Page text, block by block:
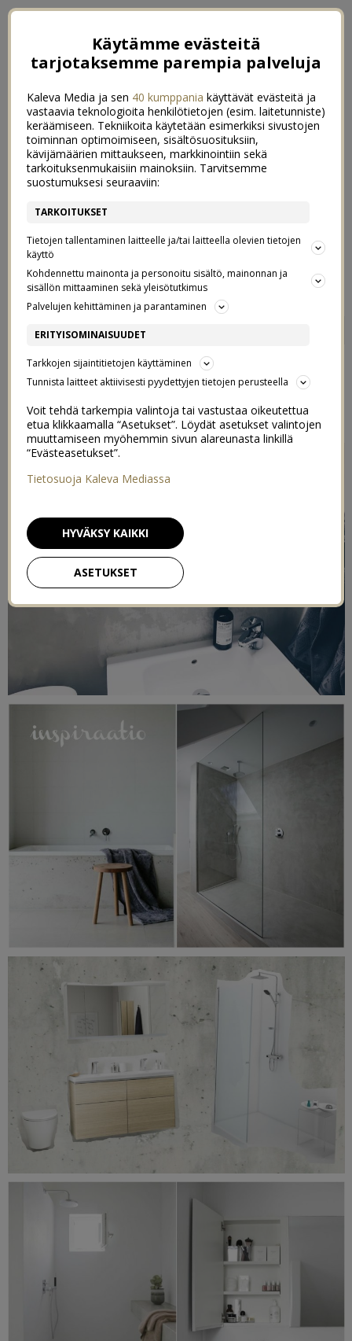
UNELMIEN KYLPYHUONEESSA
Käytämme evästeitä
tarjotaksemme parempia palveluja
Kaleva Media ja sen 40 kumppania käyttävät evästeitä ja
vastaavia teknologioita henkilötietojen (esim. laitetunniste)
keräämiseen. Tekniikoita käytetään esimerkiksi sivustojen
toiminnan optimoimiseen, sisältösuosituksiin,
kävijämäärien mittaukseen, markkinointiin sekä
tarkoituksenmukaisiin mainoksiin. Tarvitsemme
suostumuksesi seuraaviin:
TARKOITUKSET
Tietojen tallentaminen laitteelle ja/tai laitteella olevien tietojen
käyttö
Kohdennettu mainonta ja personoitu sisältö, mainonnan ja
sisällön mittaaminen sekä yleisötutkimus
Palvelujen kehittäminen ja parantaminen
ERITYISOMINAISUUDET
Tarkkojen sijaintitietojen käyttäminen
Tunnista laitteet aktiivisesti pyydettyjen tietojen perusteella
Voit tehdä tarkempia valintoja tai vastustaa oikeutettua
etua klikkaamalla “Asetukset”. Löydät asetukset valintojen
muuttamiseen myöhemmin sivun alareunasta linkillä
“Evästeasetukset”.
Tietosuoja Kaleva Mediassa
ASETUKSET
HYVÄKSY KAIKKI